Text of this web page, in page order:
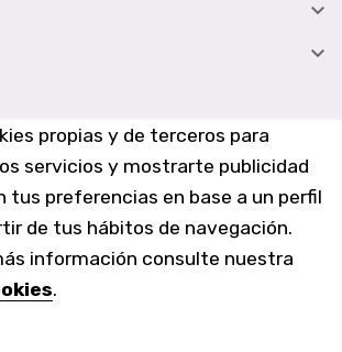
propias y de terceros para
servicios y mostrarte publicidad
tus preferencias en base a un perfil
de tus hábitos de navegación.
información consulte nuestra
.

